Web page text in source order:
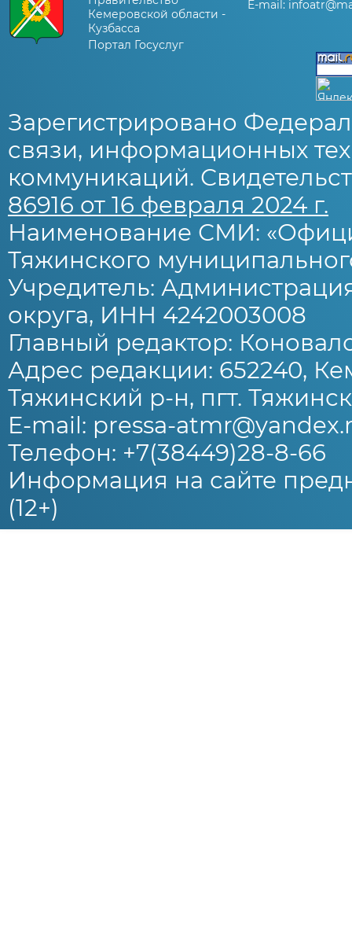
Кемеровской области -
Кузбасса
Портал Госуслуг
E-mail:
Зарегистрировано
связи, информационных
коммуникаций.
86916 от 16 февраля 2024 г.
Наименование СМИ:
Тяжинского
Учредитель:
округа, ИНН 4242003008
Главный редактор:
Адрес редакции: 652240,
Тяжинский р-н, пгт.
E-mail: pressa-
Телефон: +7(38449)28-8-66
Информация на сайте
(12+)